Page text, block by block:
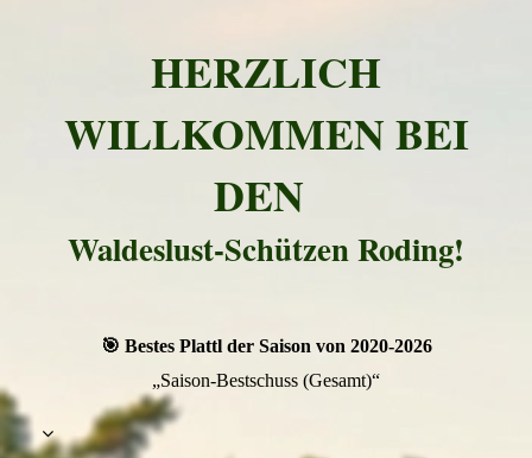
HERZLICH
WILLKOMMEN BEI
DEN
Waldeslust-Schützen Roding!
🎯 Bestes Plattl der Saison von 2020-2026
„Saison-Bestschuss (Gesamt)“